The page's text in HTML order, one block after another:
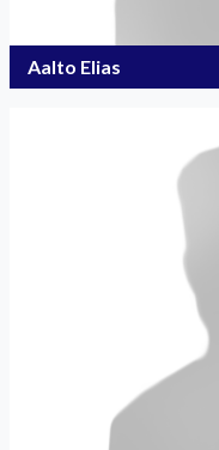
Aalto Elias